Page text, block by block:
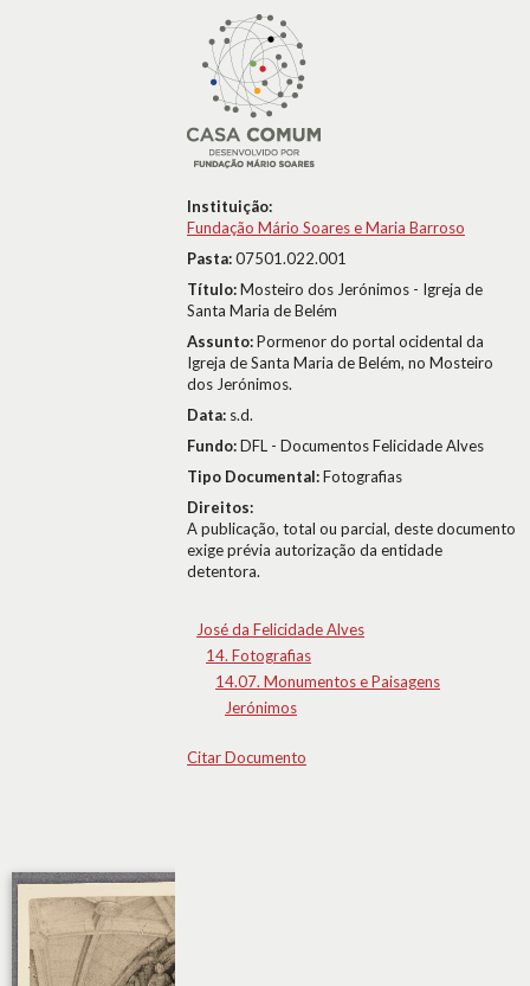
Instituição:
Fundação Mário Soares e Maria Barroso
Pasta:07501.022.001
Título:Mosteiro dos Jerónimos - Igreja de
Santa Maria de Belém
Assunto:Pormenor do portal ocidental da
Igreja de Santa Maria de Belém, no Mosteiro
dos Jerónimos.
Data: s.d.
Fundo:DFL - Documentos Felicidade Alves
Tipo Documental:Fotografias
Direitos:
A publicação, total ou parcial, deste documento
exige prévia autorização da entidade
detentora.
José da Felicidade Alves
14. Fotografias
14.07. Monumentos e Paisagens
Jerónimos
Citar Documento